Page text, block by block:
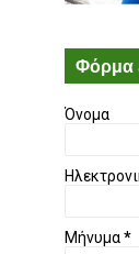
Φόρμα
Όνομα
Μήνυμα*